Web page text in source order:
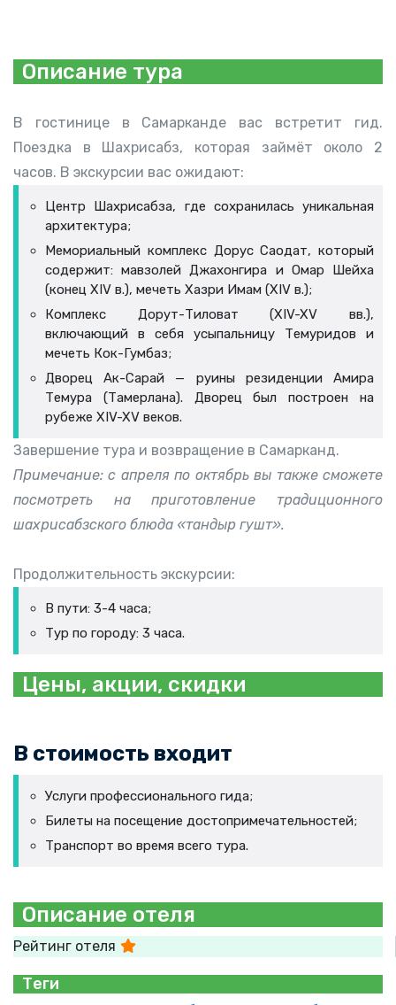
Описание тура
В гостинице в Самарканде вас встретит гид.
Поездка в Шахрисабз, которая займёт около 2
часов. В экскурсии вас ожидают:
Центр Шахрисабза, где сохранилась уникальная
архитектура;
Мемориальный комплекс Дорус Саодат, который
содержит: мавзолей Джахонгира и Омар Шейха
(конец XIV в.), мечеть Хазри Имам (XIV в.);
Комплекс Дорут-Тиловат (XIV-XV вв.),
включающий в себя усыпальницу Темуридов и
мечеть Кок-Гумбаз;
Дворец Ак-Сарай — руины резиденции Амира
Темура (Тамерлана). Дворец был построен на
рубеже XIV-XV веков.
Завершение тура и возвращение в Самарканд.
Примечание: с апреля по октябрь вы также сможете
посмотреть на приготовление традиционного
шахрисабзского блюда «тандыр гушт».
Продолжительность экскурсии:
В пути: 3-4 часа;
Тур по городу: 3 часа.
Цены, акции, скидки
В стоимость входит
Услуги профессионального гида;
Билеты на посещение достопримечательностей;
Транспорт во время всего тура.
Описание отеля
Рейтинг отеля
Теги